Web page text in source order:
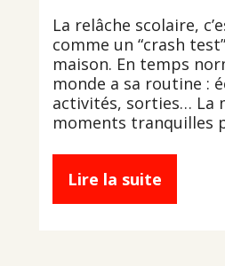
La relâche scolaire,
comme un “crash
maison. En temps
monde a sa routine :
activités, sorties… La
moments tranquilles
Lire la suite